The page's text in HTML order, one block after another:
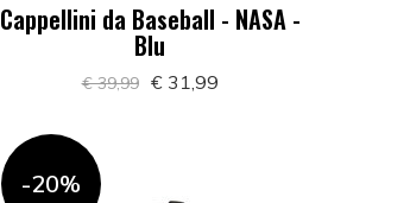
Cappellini da Baseball - NASA -
Blu
€ 39,99 € 31,99
-20%